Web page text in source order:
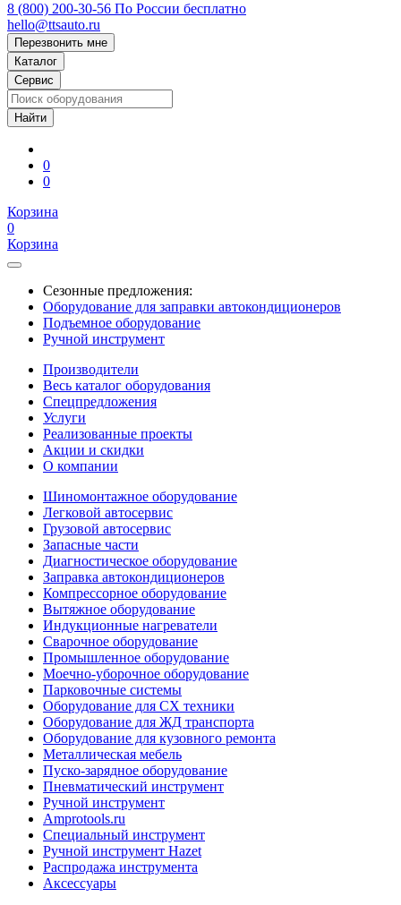
8 (800) 200-30-56 По России бесплатно
hello@ttsauto.ru
Перезвонить мне
Каталог
Сервис
0
0
Корзина
0
Корзина
Сезонные предложения:
Оборудование для заправки автокондиционеров
Подъемное оборудование
Ручной инструмент
Производители
Весь каталог оборудования
Спецпредложения
Услуги
Реализованные проекты
Акции и скидки
О компании
Шиномонтажное оборудование
Легковой автосервис
Грузовой автосервис
Запасные части
Диагностическое оборудование
Заправка автокондиционеров
Компрессорное оборудование
Вытяжное оборудование
Индукционные нагреватели
Сварочное оборудование
Промышленное оборудование
Моечно-уборочное оборудование
Парковочные системы
Оборудование для СХ техники
Оборудование для ЖД транспорта
Оборудование для кузовного ремонта
Металлическая мебель
Пуско-зарядное оборудование
Пневматический инструмент
Ручной инструмент
Amprotools.ru
Специальный инструмент
Ручной инструмент Hazet
Распродажа инструмента
Аксессуары